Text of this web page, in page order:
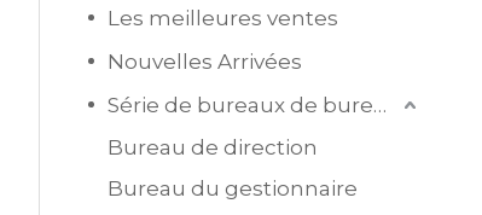
Les meilleures ventes
Nouvelles Arrivées
Série de bureaux de bureau
Bureau de direction
Bureau du gestionnaire